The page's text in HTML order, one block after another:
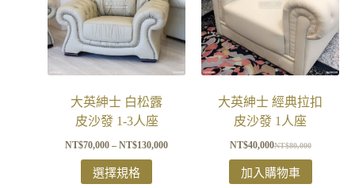
大英紳士 白松露
皮沙發 1-3人座
NT$70,000 – NT$130,000
選擇規格
大英紳士 經典拉扣
皮沙發 1人座
NT$80,000
NT$40,000
加入購物車